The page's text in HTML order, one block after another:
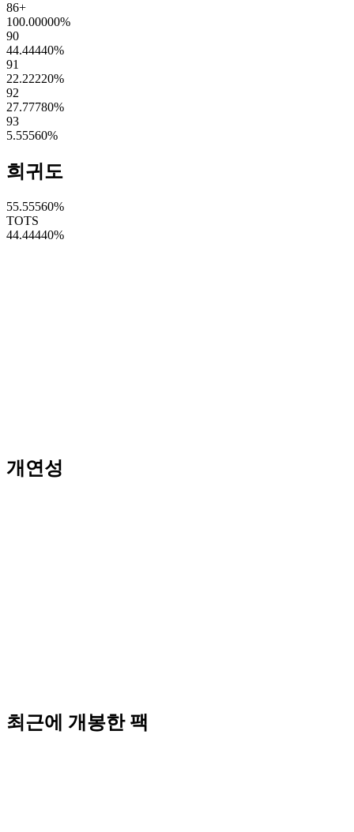
86+
100.00000%
90
44.44440%
91
22.22220%
92
27.77780%
93
5.55560%
희귀도
55.55560%
TOTS
44.44440%
개연성
최근에 개봉한 팩